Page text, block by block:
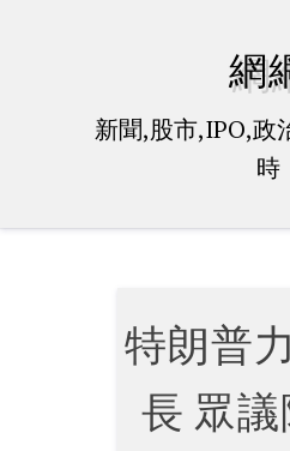
網
新聞,股市,IPO,政
時
特朗普
長 眾